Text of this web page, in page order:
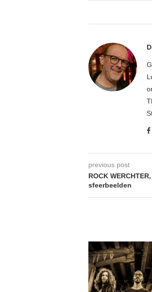
previous post
ROCK
sfeerbeelden